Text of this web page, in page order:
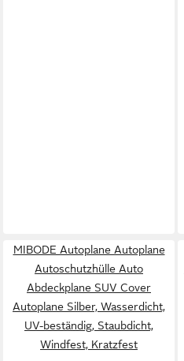
MIBODE Autoplane Autoplane
Autoschutzhülle Auto
Abdeckplane SUV Cover
Autoplane Silber, Wasserdicht,
UV-beständig, Staubdicht,
Windfest, Kratzfest